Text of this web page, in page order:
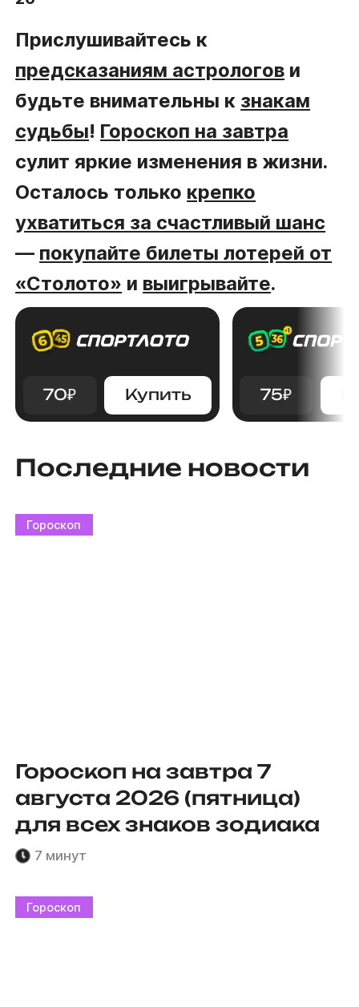
Прислушивайтесь к
предсказаниям астрологов и
будьте внимательны к знакам
судьбы! Гороскоп на завтра
сулит яркие изменения в жизни.
Осталось только крепко
ухватиться за счастливый шанс
— покупайте билеты лотерей от
«Столото» и выигрывайте.
70₽ Купить 75₽
Последние новости
Гороскоп
Гороскоп на завтра 7
августа 2026 (пятница)
для всех знаков зодиака
7 минут
Гороскоп